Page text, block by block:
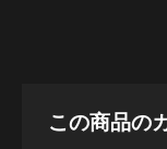
この商品の